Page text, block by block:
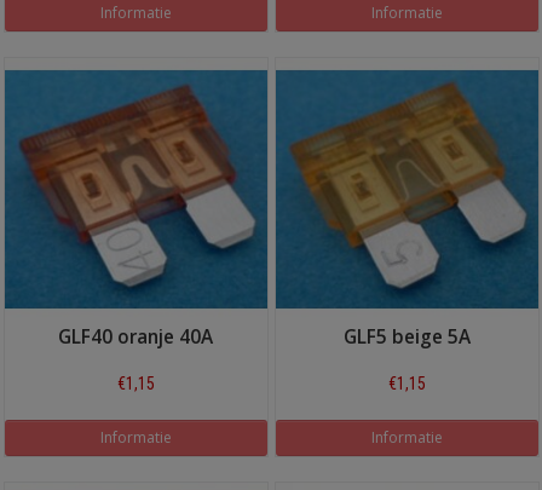
Informatie Informatie
GLF40 oranje 40A
€1,15
Informatie
GLF5 beige 5A
€1,15
Informatie